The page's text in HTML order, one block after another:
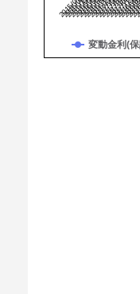
変動金利(
2015/07
2015/09
2015/11
2016/01
2016/03
2016/05
2016/07
2016/09
2016/11
2017/01
2017/03
2017/05
2017/07
2017/09
2017/11
2018/01
2018/